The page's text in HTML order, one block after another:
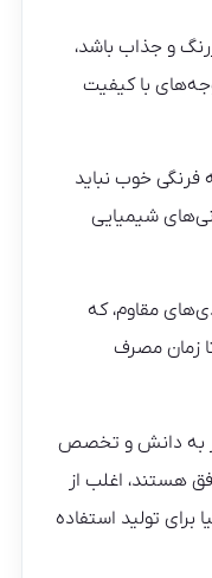
و جذاب باشد،
با کیفیت
خوب نباید
شیمیایی
مقاوم، که
زمان مصرف
به دانش و تخصص
هستند، اغلب از
برای تولید استفاده